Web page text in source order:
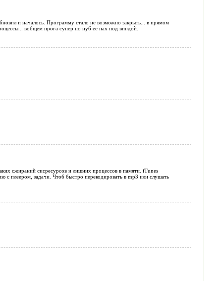
и началось. Программу стало не возможно закрыть... в прямом
вобщем прога супер но нуб ее нах под виндой.
сжираний сисресурсов и лишних процессов в памяти. iTunes
с плеером, задачи. Чтоб быстро перекодировать в mp3 или слушать